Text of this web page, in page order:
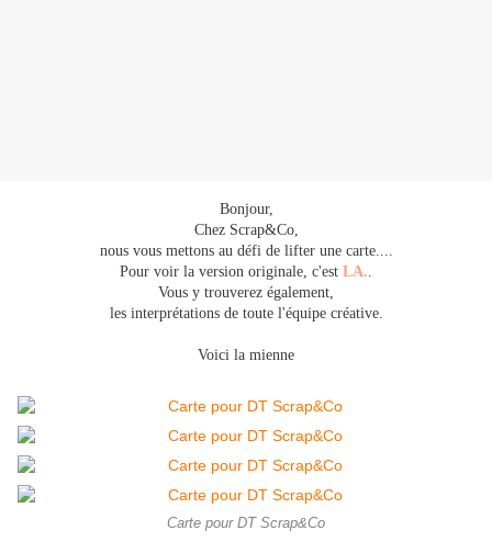
Bonjour,
Chez Scrap&Co,
nous vous mettons au défi de lifter une carte....
Pour voir la version originale, c'est LA..
Vous y trouverez également,
les interprétations de toute l'équipe créative.
Voici la mienne
Carte pour DT Scrap&Co